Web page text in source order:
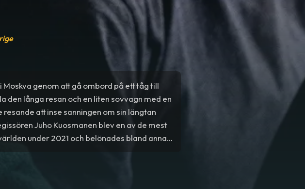
genom att gå ombord på ett tåg till
den långa resan och en liten sovvagn med en
att inse sanningen om sin längtan
Juho Kuosmanen blev en av de mest
under 2021 och belönades bland annat